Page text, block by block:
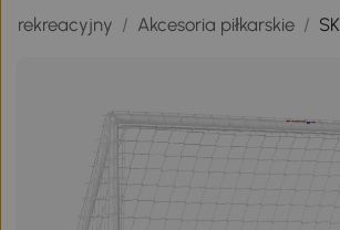
rekreacyjny / Akcesoria piłkarskie /